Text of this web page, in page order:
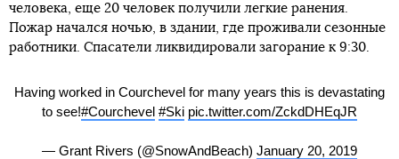
человека, еще 20 человек получили легкие ранения.
Пожар начался ночью, в здании, где проживали сезонные
работники. Спасатели ликвидировали загорание к 9:30.
Having worked in Courchevel for many years this is devastating
to see!#Courchevel #Ski pic.twitter.com/ZckdDHEqJR
— Grant Rivers (@SnowAndBeach) January 20, 2019